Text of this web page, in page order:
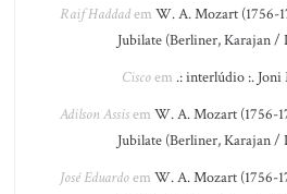
Raif Haddadem W. A. Mozart (1756-
Jubilate (Berliner, Karajan /
Ciscoem .: interlúdio :.
Adilson Assisem W. A. Mozart (1756-
Jubilate (Berliner, Karajan /
José Eduardoem W. A. Mozart (1756-